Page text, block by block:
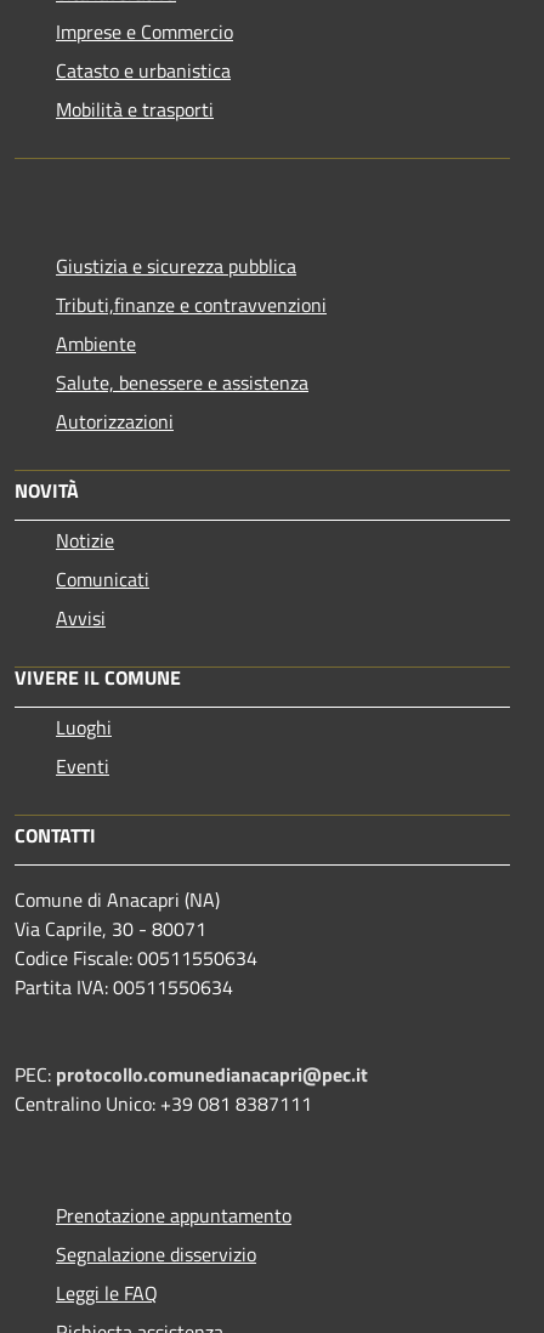
Imprese e Commercio
Catasto e urbanistica
Mobilità e trasporti
Giustizia e sicurezza pubblica
Tributi,finanze e contravvenzioni
Ambiente
Salute, benessere e assistenza
Autorizzazioni
NOVITÀ
Notizie
Comunicati
Avvisi
VIVERE IL COMUNE
Luoghi
Eventi
CONTATTI
Comune di Anacapri (NA)
Via Caprile, 30 - 80071
Codice Fiscale: 00511550634
Partita IVA: 00511550634
PEC: protocollo.comunedianacapri@pec.it
Centralino Unico: +39 081 8387111
Prenotazione appuntamento
Segnalazione disservizio
Leggi le FAQ